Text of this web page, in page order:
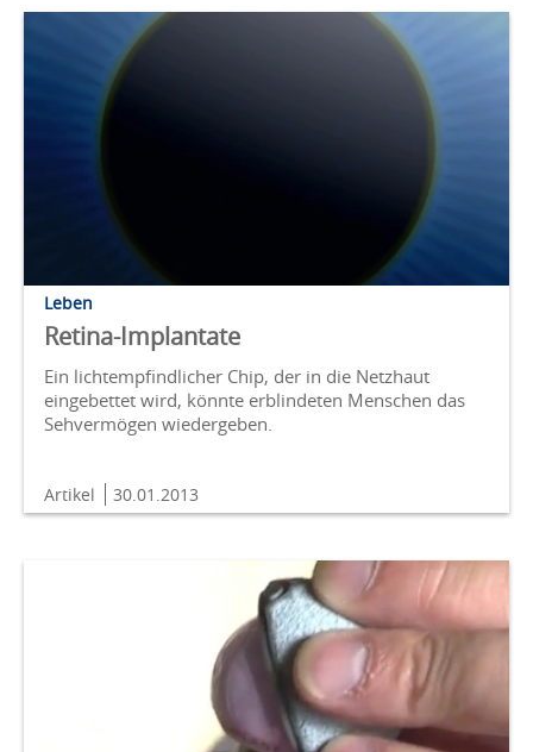
Leben
Retina-Implantate
Ein lichtempfindlicher Chip, der in die Netzhaut
eingebettet wird, könnte erblindeten Menschen das
Sehvermögen wiedergeben.
Artikel 30.01.2013